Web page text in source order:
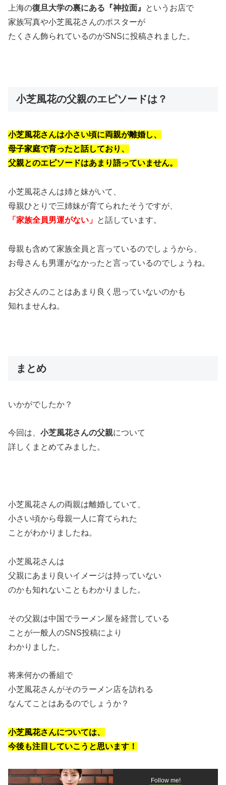
上海の復旦大学の裏にある『神拉面』
というお店で
家族写真や小芝風花さんのポスターが
たくさん飾られているのがSNSに投稿されました。
小芝風花の父親のエピソードは？
小芝風花さんは小さい頃に両親が離婚し、
母子家庭で育ったと話しており、
父親とのエピソードはあまり語っていません。
小芝風花さんは姉と妹がいて、
母親ひとりで三姉妹が育てられたそうですが、
「家族全員男運がない」 と話しています。
母親も含めて家族全員と言っているのでしょうから、
お母さんも男運がなかったと言っているのでしょうね。
お父さんのことはあまり良く思っていないのかも
知れませんね。
まとめ
いかがでしたか？
今回は、 小芝風花さんの父親について
詳しくまとめてみました。
小芝風花さんの両親は離婚していて、
小さい頃から母親一人に育てられた
ことがわかりましたね。
小芝風花さんは
父親にあまり良いイメージは持っていない
のかも知れないこともわかりました。
その父親は中国でラーメン屋を経営している
ことが一般人のSNS投稿により
わかりました。
将来何かの番組で
小芝風花さんがそのラーメン店を訪れる
なんてことはあるのでしょうか？
小芝風花さんについては、
今後も注目していこうと思います！
Follow me!